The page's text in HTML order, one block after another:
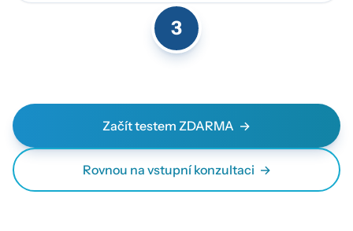
3
Začít testem ZDARMA
Rovnou na vstupní konzultaci